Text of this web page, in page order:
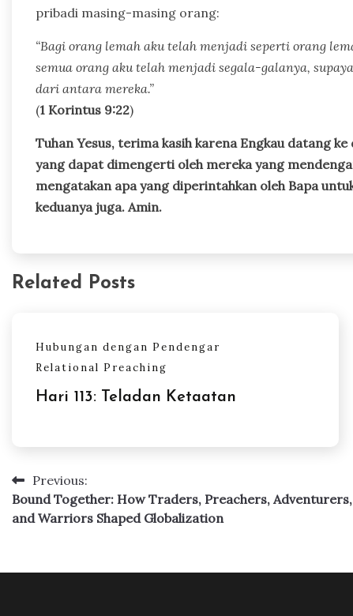
pribadi masing-masing orang:
“Bagi orang lemah aku telah menjadi seperti orang
semua orang aku telah menjadi segala-galanya,
dari antara mereka.”
(1 Korintus 9:22)
Tuhan Yesus, terima kasih karena Engkau datang
yang dapat dimengerti oleh mereka yang
mengatakan apa yang diperintahkan oleh Bapa
keduanya juga. Amin.
Related Posts
Hubungan dengan Pendengar
Relational Preaching
Hari 113: Teladan Ketaatan
Post
navigation
Previous:
Bound Together: How Traders, Preachers, Adventurers,
and Warriors Shaped Globalization